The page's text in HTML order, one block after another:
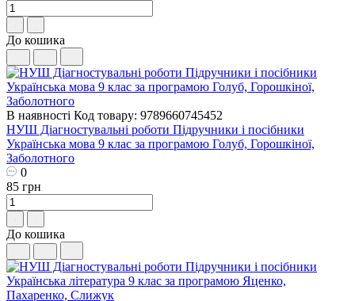
До кошика
В наявності Код товару: 9789660745452
НУШ Діагностувальні роботи Пiдручники i посiбники
Українська мова 9 клас за програмою Голуб, Горошкіної,
Заболотного
0
85 грн
До кошика